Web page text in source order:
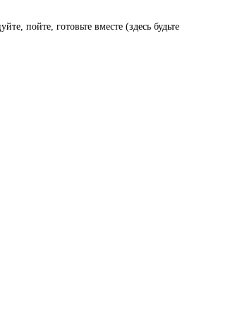
пойте, готовьте вместе (здесь будьте